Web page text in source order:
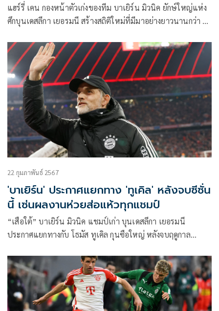
แฮร์รี่ เคน กองหน้าตัวเก่งของทีม บาเยิร์น มิวนิค ยักษ์ใหญ่แห่ง
ศึกบุนเดสลีกา เยอรมนี สร้างสถิติใหม่ที่มีมาอย่างยาวนานกว่า 60
ประตูที่ 31 ของเขาในลีก
22 กุมภาพันธ์ 2567
'บาเยิร์น' ประกาศแยกทาง 'ทูเคิล' หลังจบซีซั่น
นี้ เซ่นผลงานห่วยส่อแห้วทุกแชมป์
“เสือใต้” บาเยิร์น มิวนิค แชมป์เก่า บุนเดสลีกา เยอรมนี
ประกาศแยกทางกับ โธมัส ทูเคิล กุนซือใหญ่ หลังจบฤดูกาล
ในรอบ 12 ปี